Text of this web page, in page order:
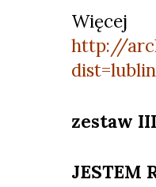
http://
dist=lublin
zestaw III
JESTEM